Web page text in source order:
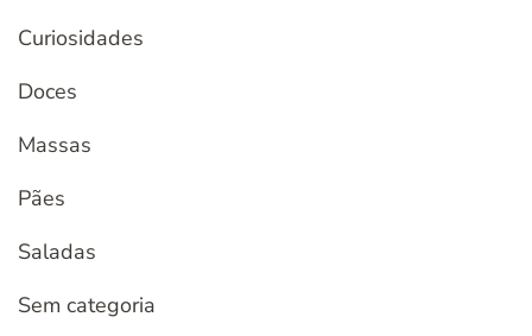
Curiosidades
Doces
Massas
Pães
Saladas
Sem categoria